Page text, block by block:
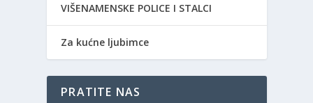
VIŠENAMENSKE POLICE I STALCI
Za kućne ljubimce
PRATITE NAS